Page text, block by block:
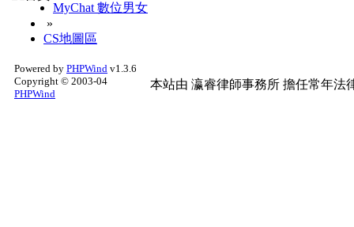
MyChat 數位男女
»
CS地圖區
Powered by PHPWind v1.3.6
Copyright © 2003-04
PHPWind
本站由 瀛睿律師事務所 擔任常年法